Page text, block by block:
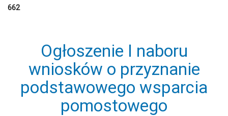
662
Ogłoszenie I naboru
wniosków o przyznanie
podstawowego wsparcia
pomostowego